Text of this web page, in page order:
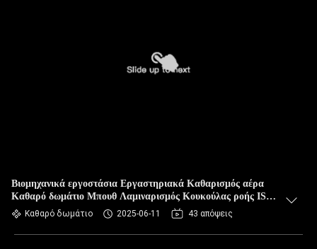
Βιομηχανικά εργοστάσια Εργαστηριακά Καθαρισμός αέρα
Καθαρό δωμάτιο Μπουθ Λαμιναρισμός Κουκούλας ροής ISO
Απαλλαγμένος από σκόνη
Καθαρό δωμάτιο 2025-06-11 43 απόψεις